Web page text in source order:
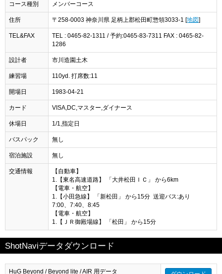
コース種別 メンバーコース
住所 〒258-0003 神奈川県 足柄上郡松田町惣領3033-1 [ 地図
TEL&FAX
TEL : 0465-82-1311 / 予約:0465-83-7311 FAX : 0465-82-
1286
設計者 市川造園土木
練習場 110yd. 打席数:11
開場日 1983-04-21
カード VISA,DC,マスター,ダイナース
休場日 1/1,指定日
バスパック 無し
宿泊施設 無し
交通情報
【自動車】
1.【東名高速道路】 「大井松田ＩＣ」 から6km
【電車・航空】
1.【小田急線】 「新松田」 から15分 送迎バス:あり
7:00、7:40、8:45
【電車・航空】
1.【ＪＲ御殿場線】 「松田」 から15分
ShotNaviデータダウンロード
HuG Beyond / Beyond lite / AIR 用データ